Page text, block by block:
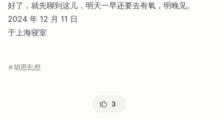
好了，就先聊到这儿，明天一早还要去有氧，明晚见。
2024 年 12 月 11 日
于上海寝室
胡思乱想
3